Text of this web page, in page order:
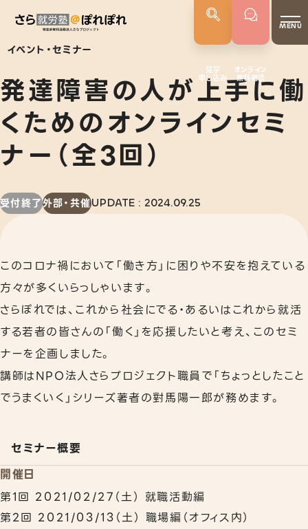
MENU
さらぽれについて
就労実績
代表者あいさつ
さらぽれの歴史
サービス
就労移行支援
若年者就労支援
企業向けサービス
リワークプログラム
相談支援
事業所案内
秋葉原事業所
職員紹介
よくあるご質問
見学
申し込み
オンライン
無料相談
イベント・セミナー
発達障害の人が上手に働
くためのオンラインセミ
ナー（全3回）
受付終了外部・共催UPDATE : 2024.09.25
このコロナ禍において「働き方」に困りや不安を抱えている
方々が多くいらっしゃいます。
さらぽれでは、これから社会にでる・あるいはこれから就活
する若者の皆さんの「働く」を応援したいと考え、このセミ
ナーを企画しました。
講師はNPO法人さらプロジェクト職員で「ちょっとしたこと
でうまくいく」シリーズ著者の對馬陽一郎が務めます。
セミナー概要
開催日
第1回 2021/02/27（土） 就職活動編
第2回 2021/03/13（土） 職場編（オフィス内）